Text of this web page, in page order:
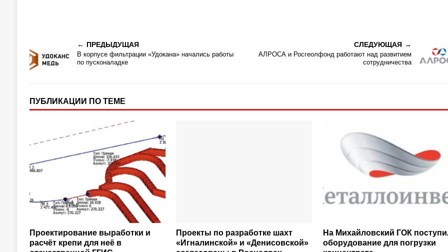
ПРЕДЫДУЩАЯ
В корпусе фильтрации «Удокана» начались работы
по пусконаладке
СЛЕДУЮЩАЯ
АЛРОСА и Росгеолфонд работают над развитием
сотрудничества
ПУБЛИКАЦИИ ПО ТЕМЕ
Проектирование выработки и
расчёт крепи для неё в
Проекты по разработке шахт
«Игналинской» и «Денисовской»
На Михайловский ГОК
оборудование для погрузки